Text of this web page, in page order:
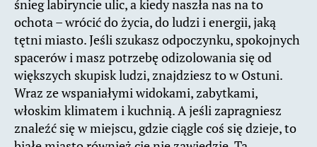
śnieg labiryncie ulic, a kiedy naszła nas na to
ochota – wrócić do życia, do ludzi i energii, jaką
tętni miasto. Jeśli szukasz odpoczynku, spokojnych
spacerów i masz potrzebę odizolowania się od
większych skupisk ludzi, znajdziesz to w Ostuni.
Wraz ze wspaniałymi widokami, zabytkami,
włoskim klimatem i kuchnią. A jeśli zapragniesz
znaleźć się w miejscu, gdzie ciągle coś się dzieje, to